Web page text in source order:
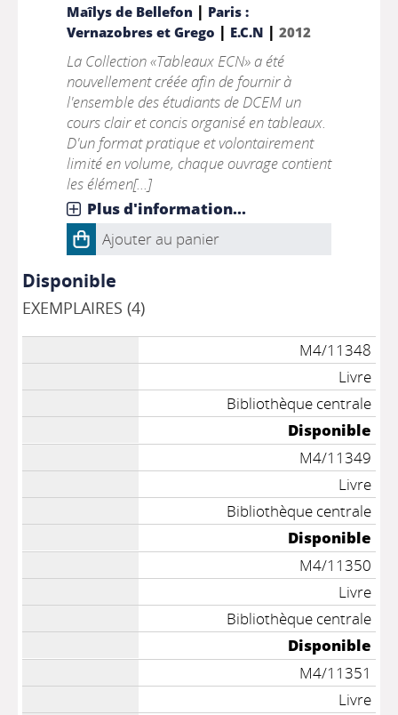
Maîlys de Bellefon | Paris :
Vernazobres et Grego | E.C.N | 2012
La Collection «Tableaux ECN» a été
nouvellement créée afin de fournir à
l'ensemble des étudiants de DCEM un
cours clair et concis organisé en tableaux.
D'un format pratique et volontairement
limité en volume, chaque ouvrage contient
les élémen[...]
Plus d'information...
Ajouter au panier
Disponible
EXEMPLAIRES (4)
M4/11348
Livre
Bibliothèque centrale
Disponible
M4/11349
Livre
Bibliothèque centrale
Disponible
M4/11350
Livre
Bibliothèque centrale
Disponible
M4/11351
Livre